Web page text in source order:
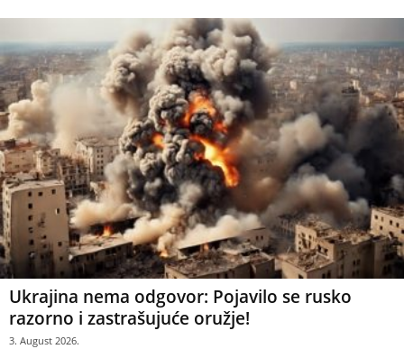
Ukrajina nema odgovor: Pojavilo se rusko
razorno i zastrašujuće oružje!
3. August 2026.